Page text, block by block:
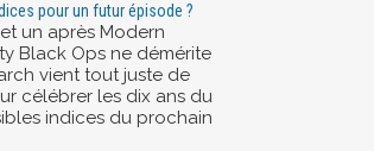
pour un futur épisode ?
un après Modern
Black Ops ne démérite
vient tout juste de
célébrer les dix ans du
indices du prochain